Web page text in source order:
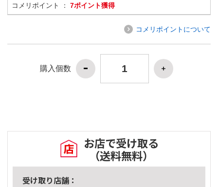
コメリポイント ： 7ポイント獲得
コメリポイントについて
購入個数
お店で受け取る
（送料無料）
受け取り店舗：